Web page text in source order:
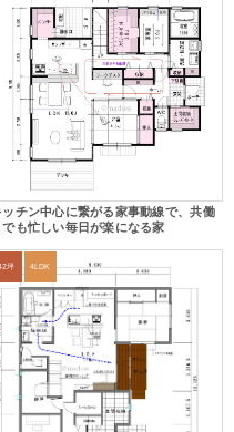
ッチン中心に繋がる家事動線で、共働
でも忙しい毎日が楽になる家
坪 4LDK